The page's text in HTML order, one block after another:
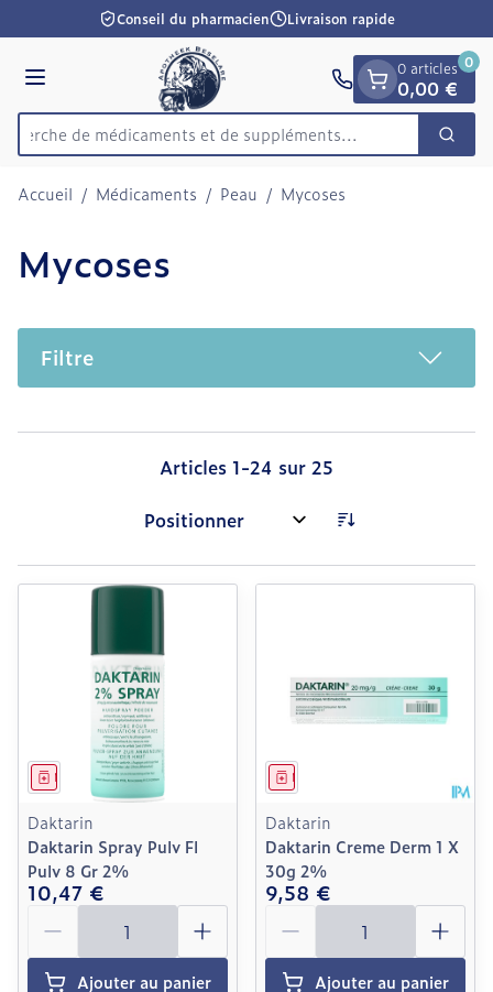
Aller au contenu
1 de 1
Conseil du pharmacien Livraison rapide
Menu
Rechercher
Recherche de médicaments et de su
0 articles
0,00 €
0
Accueil / Médicaments / Peau / Mycoses
Mycoses
Filtre
Articles 1-24 sur 25
Trier par:
Médicament
Daktarin
Daktarin Spray Pulv Fl
Pulv 8 Gr 2%
10,47 €
Quantité
Ajouter au panier
Médicament
Daktarin
Daktarin Creme Derm 1 X
30g 2%
9,58 €
Quantité
Ajouter au panier